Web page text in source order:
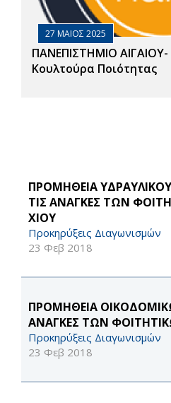
27 ΜΑΙΟΣ 2025
ΠΑΝΕΠΙΣΤΗΜΙΟ
Κουλτούρα Ποιότητας
ΠΡΟΜΗΘΕΙΑ
ΤΙΣ ΑΝΑΓΚΕΣ ΤΩΝ
ΧΙΟΥ
Προκηρύξεις Διαγωνισμών
23 Φεβ 2018
ΠΡΟΜΗΘΕΙΑ
ΑΝΑΓΚΕΣ ΤΩΝ
Προκηρύξεις Διαγωνισμών
23 Φεβ 2018